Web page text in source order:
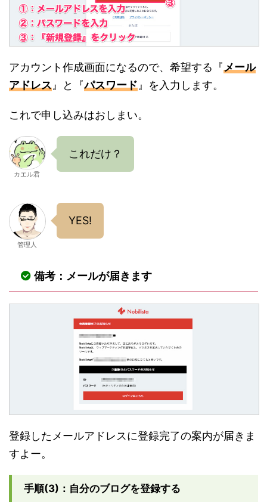
アカウント作成画面になるので、希望する『メール
アドレス 』と『パスワード 』を入力します。
これで申し込みはおしまい。
カエル君
これだけ？
管理人
YES!
備考：メールが届きます
登録したメールアドレスに登録完了の案内が届きま
すよー。
手順(3)：自分のブログを登録する